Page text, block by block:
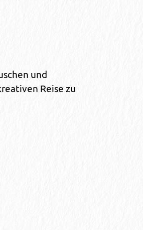
und
Reise zu